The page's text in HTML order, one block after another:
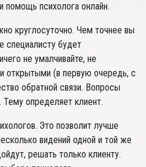
помощь психолога онлайн.
круглосуточно. Чем точнее вы
специалисту будет
не умалчивайте, не
открытыми (в первую очередь, с
обратной связи. Вопросы
определяет клиент.
Это позволит лучше
видений одной и той же
решать только клиенту.